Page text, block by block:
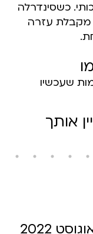
כשסינדרלה
מקבלת עזרה
שעכשיו
אותך
2022